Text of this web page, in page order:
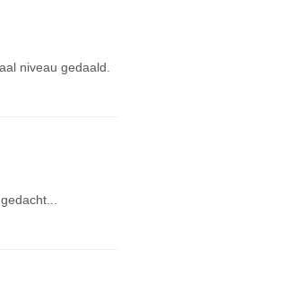
niveau gedaald.